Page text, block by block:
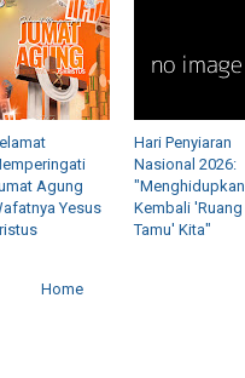
Agung
Yesus
Hari Penyiaran
Nasional 2026:
"Menghidupkan
Kembali 'Ruang
Tamu' Kita"
Home